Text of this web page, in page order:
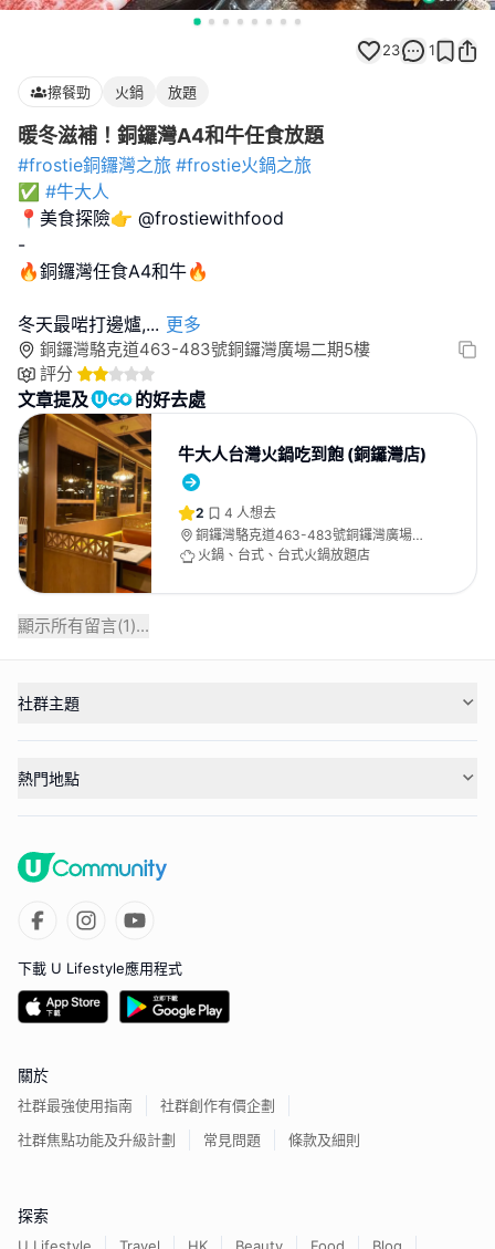
23 1
擦餐勁 火鍋 放題
暖冬滋補！銅鑼灣A4和牛任食放題
#frostie銅鑼灣之旅 #frostie火鍋之旅
✅ #牛大人
📍美食探險👉 @frostiewithfood
-
🔥銅鑼灣任食A4和牛🔥
冬天最啱打邊爐,... 更多
銅鑼灣駱克道463-483號銅鑼灣廣場二期5樓
評分
文章提及 的好去處
牛大人台灣火鍋吃到飽 (銅鑼灣店)
2 4 人想去
銅鑼灣駱克道463-483號銅鑼灣廣場二
期5樓
火鍋、台式、台式火鍋放題店
顯示所有留言(1)...
社群主題
熱門地點
下載 U Lifestyle應用程式
關於
社群最強使用指南
社群創作有價企劃
社群焦點功能及升級計劃
常見問題 條款及細則
探索